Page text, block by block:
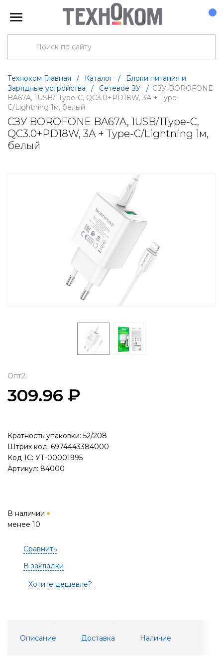
Техноком Главная / Каталог /
Блоки питания и
Зарядные устройства
/ Сетевое ЗУ / СЗУ BOROFONE
BA67A, 1USB/1Type-C, QC3.0+PD18W, 3А + Type-
C/Lightning 1м, белый
СЗУ BOROFONE BA67A, 1USB/1Type-C,
QC3.0+PD18W, 3А + Type-C/Lightning 1м,
белый
Опт2:
309.96 ₽
Кратность упаковки: 52/208
Штрих код: 6974443384000
Код 1С: УТ-00001995
Артикул: 84000
В наличии
менее 10
Сравнить
В закладки
Хотите дешевле?
Описание Доставка Наличие